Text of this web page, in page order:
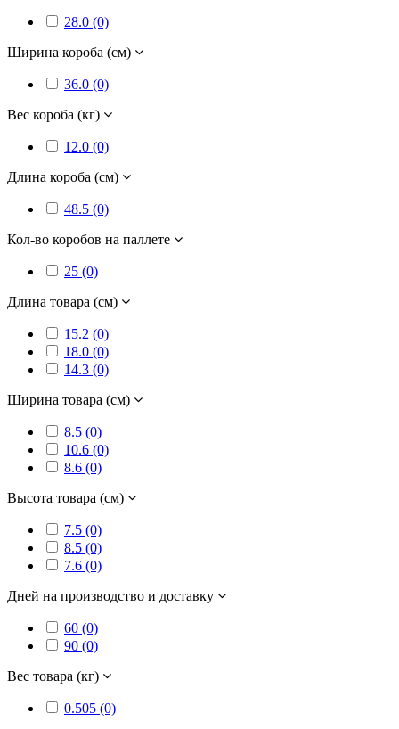
28.0 (0)
Ширина короба (см)
36.0 (0)
Вес короба (кг)
12.0 (0)
Длина короба (см)
48.5 (0)
Кол-во коробов на паллете
25 (0)
Длина товара (см)
15.2 (0)
18.0 (0)
14.3 (0)
Ширина товара (см)
8.5 (0)
10.6 (0)
8.6 (0)
Высота товара (см)
7.5 (0)
8.5 (0)
7.6 (0)
Дней на производство и доставку
60 (0)
90 (0)
Вес товара (кг)
0.505 (0)